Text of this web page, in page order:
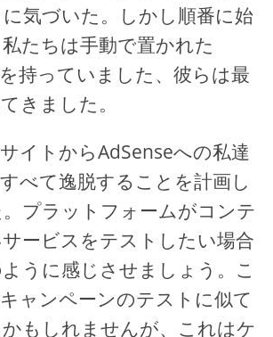
気づいた。しかし順番に始
たちは手動で置かれた
持っていました、彼らは最
きました。
イトからAdSenseへの私達
べて逸脱することを計画し
プラットフォームがコンテ
ービスをテストしたい場合
うに感じさせましょう。こ
ャンペーンのテストに似て
もしれませんが、これはケ